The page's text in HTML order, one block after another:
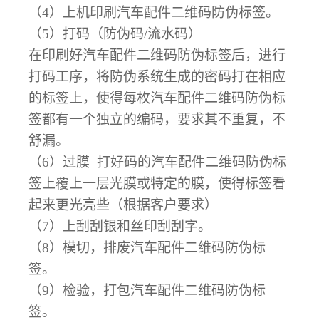
（4）上机印刷 汽车配件二维码防伪标签。
（5）打码（防伪码/流水码）
在印刷好汽车配件二维码防伪标签后，进行
打码工序，将防伪系统生成的密码打在相应
的标签上，使得每枚汽车配件二维码防伪标
签都有一个独立的编码，要求其不重复，不
舒漏。
（6）过膜 打好码的汽车配件二维码防伪标
签上覆上一层光膜或特定的膜，使得标签看
起来更光亮些（根据客户要求）
（7）上刮刮银和丝印刮刮字。
（8）模切，排废汽车配件二维码防伪标
签。
（9）检验，打包汽车配件二维码防伪标
签。